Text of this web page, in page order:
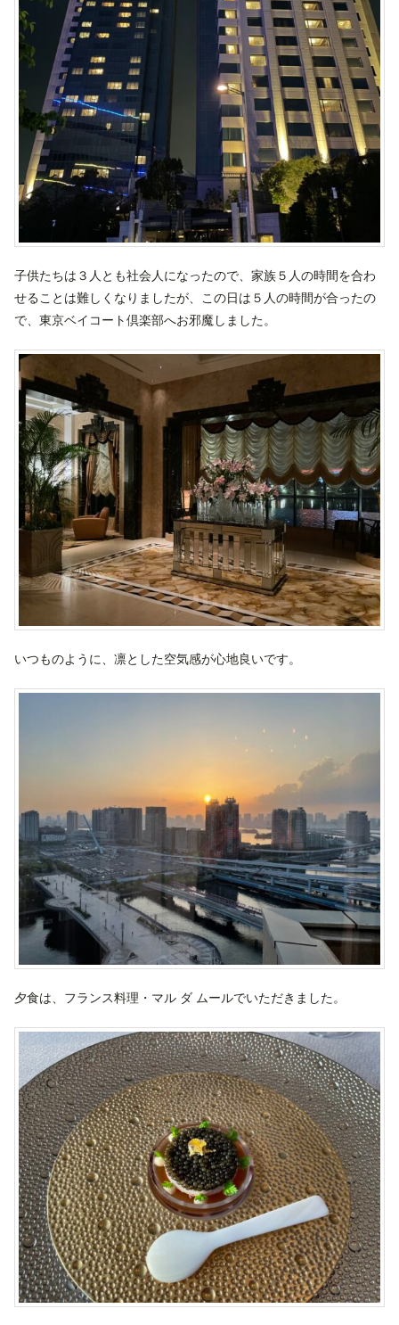
子供たちは３人とも社会人になったので、家族５人の時間を合わ
せることは難しくなりましたが、この日は５人の時間が合ったの
で、東京ベイコート倶楽部へお邪魔しました。
いつものように、凛とした空気感が心地良いです。
夕食は、フランス料理・マル ダ ムールでいただきました。